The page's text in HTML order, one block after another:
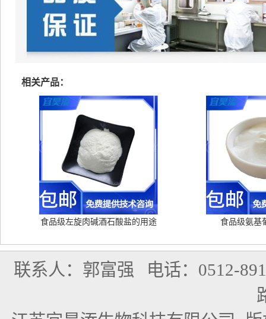
相关产品：
食品级左旋肉碱酒石酸盐的用途 食品级氨基
联系人：郭富强 电话：0512-